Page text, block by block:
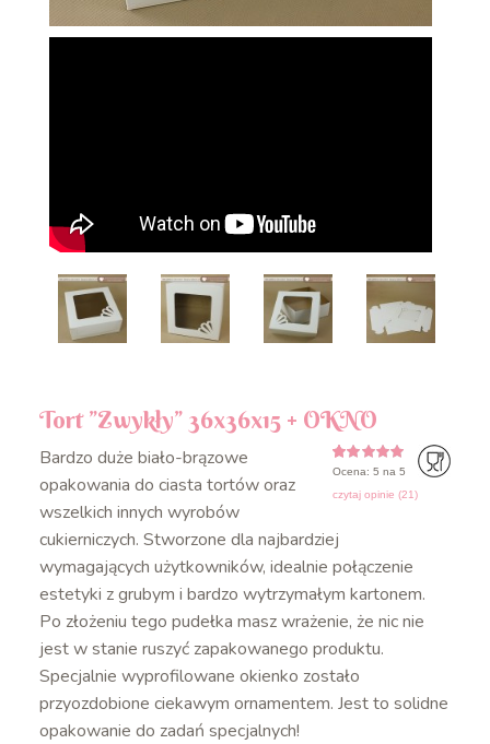
Tort ”Zwykły” 36x36x15 + OKNO
5z
5
na
ocen
21
Ocena: 5 na 5
czytaj opinie (21)
Bardzo duże biało-brązowe
opakowania do ciasta tortów oraz
wszelkich innych wyrobów
cukierniczych. Stworzone dla najbardziej
wymagających użytkowników, idealnie połączenie
estetyki z grubym i bardzo wytrzymałym kartonem.
Po złożeniu tego pudełka masz wrażenie, że nic nie
jest w stanie ruszyć zapakowanego produktu.
Specjalnie wyprofilowane okienko zostało
przyozdobione ciekawym ornamentem. Jest to solidne
opakowanie do zadań specjalnych!